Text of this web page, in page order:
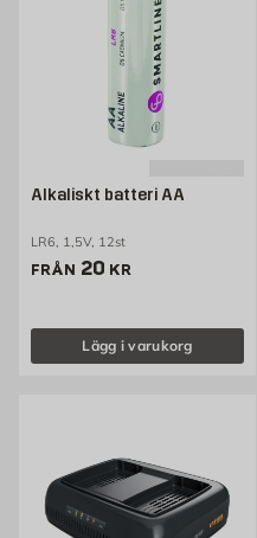
Alkaliskt batteri AA
LR6, 1,5V, 12st
FRÅN Pris 20 kr
20 KR
Lägg i varukorg